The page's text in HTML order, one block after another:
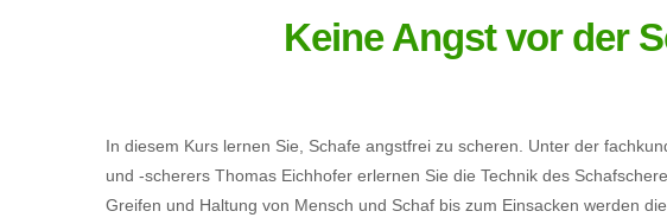
Keine Angst vor der
In diesem Kurs lernen Sie, Schafe angstfrei zu scheren. Unter der
und -scherers Thomas Eichhofer erlernen Sie die Technik des
Greifen und Haltung von Mensch und Schaf bis zum Einsacken werden